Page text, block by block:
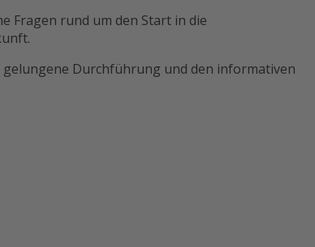
Fragen rund um den Start in die
gelungene Durchführung und den informativen